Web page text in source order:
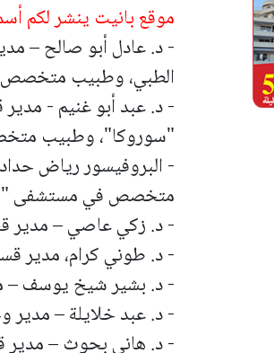
موقع بانيت ينشر لكم
- د. عادل أبو صالح –
الطبي، وطبيب متخصص
- د. عبد أبو غنيم -
"سوروكا"، وطبيب
- البروفيسور رياض
متخصص في مستشفى
- د. زكي عاصي – مدير
- د. طوني كرام، مدير
- د. بشير شيخ يوسف –
- د. عبد خلايلة – مدير
- د. هاني بحوث – مدير